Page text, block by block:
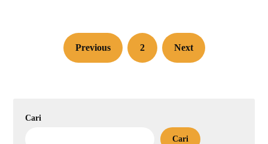
Previous 2 Next
Cari
Cari